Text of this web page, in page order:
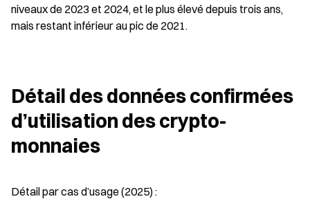
niveaux de 2023 et 2024, et le plus élevé depuis trois ans,
mais restant inférieur au pic de 2021.
Détail des données confirmées
d’utilisation des crypto-
monnaies
Détail par cas d’usage (2025) :